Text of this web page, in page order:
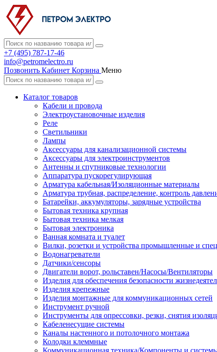
+7 (495) 787-17-46
info@petromelectro.ru
Позвонить Кабинет Корзина Меню
Каталог товаров
Кабели и провода
Электроустановочные изделия
Реле
Светильники
Лампы
Аксессуары для канализационной системы
Аксессуары для электроинструментов
Антенны и спутниковые технологии
Аппаратура пускорегулирующая
Арматура кабельная/Изоляционные материалы
Арматура трубная, распределение, контроль
Батарейки, аккумуляторы, зарядные устройства
Бытовая техника крупная
Бытовая техника мелкая
Бытовая электроника
Ванная комната и туалет
Вилки, розетки и устройства промышленные и
Водонагреватели
Датчики/сенсоры
Двигатели ворот, рольставен/Насосы/Вентиляторы
Изделия для обеспечения безопасности
Изделия крепежные
Изделия монтажные для коммуникационных сетей
Инструмент ручной
Инструменты для опрессовки, резки, снятия
Кабеленесущие системы
Каналы настенного и потолочного монтажа
Колодки клеммные
Коммуникационная техника/Компоненты и